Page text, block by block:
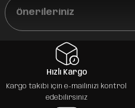
Önerileriniz
Hızlı Kargo
Kargo takibi için e-mailinizi kontrol
edebilirsiniz